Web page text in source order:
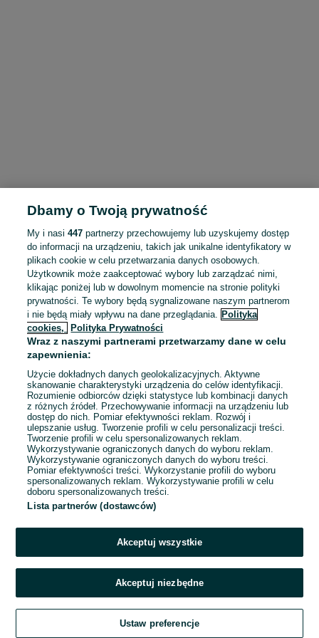
To ogłoszenie nie jest już dostępne
Przejdź na stronę główną
Dbamy o Twoją prywatność
My i nasi447 partnerzy przechowujemy lub uzyskujemy dostęp
do informacji na urządzeniu, takich jak unikalne identyfikatory w
plikach cookie w celu przetwarzania danych osobowych.
Użytkownik może zaakceptować wybory lub zarządzać nimi,
klikając poniżej lub w dowolnym momencie na stronie polityki
prywatności. Te wybory będą sygnalizowane naszym partnerom
i nie będą miały wpływu na dane przeglądania. Polityka
cookies,
Polityka Prywatności
Wraz z naszymi partnerami przetwarzamy dane w celu
zapewnienia:
Użycie dokładnych danych geolokalizacyjnych. Aktywne
skanowanie charakterystyki urządzenia do celów identyfikacji.
Rozumienie odbiorców dzięki statystyce lub kombinacji danych
z różnych źródeł. Przechowywanie informacji na urządzeniu lub
dostęp do nich. Pomiar efektywności reklam. Rozwój i
ulepszanie usług. Tworzenie profili w celu personalizacji treści.
Tworzenie profili w celu spersonalizowanych reklam.
Wykorzystywanie ograniczonych danych do wyboru reklam.
Wykorzystywanie ograniczonych danych do wyboru treści.
Pomiar efektywności treści. Wykorzystanie profili do wyboru
spersonalizowanych reklam. Wykorzystywanie profili w celu
doboru spersonalizowanych treści.
Lista partnerów (dostawców)
Akceptuj wszystkie
Akceptuj niezbędne
Ustaw preferencje